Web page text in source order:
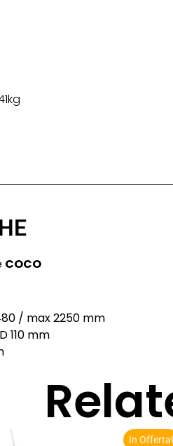
COCO
/ max 2250 mm
D 110 mm
In Offerta!